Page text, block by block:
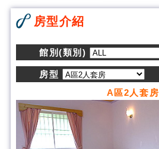
房型介紹
館別(類別)
房型
A區2人套房